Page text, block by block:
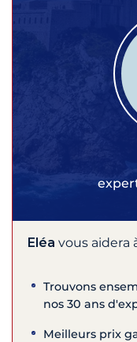
Eléa vous aidera
Trouvons
nos 30 ans
Meilleurs prix